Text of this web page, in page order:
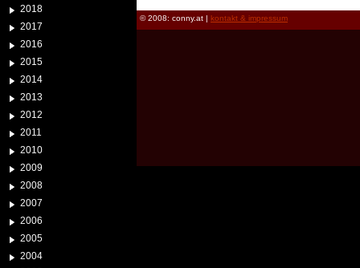
2018
2017
2016
2015
2014
2013
2012
2011
2010
2009
2008
2007
2006
2005
2004
© 2008: conny.at | kontakt & impressum